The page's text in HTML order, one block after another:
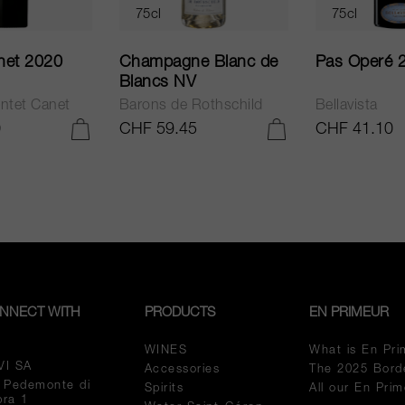
2020
Canet
75cl
Champagne Blanc de
Blancs NV
Barons de Rothschild
CHF 59.45
75cl
Pas Operé
Bellavista
CHF 41.10
WITH
SA
Pedemonte di
1
PRODUCTS
WINES
Accessories
Spirits
EN PRIMEUR
What is En
The 2025
All our En